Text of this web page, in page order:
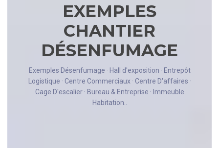
EXEMPLES
CHANTIER
DÉSENFUMAGE
Exemples Désenfumage · Hall d'exposition · Entrepôt
Logistique · Centre Commerciaux · Centre D'affaires ·
Cage D'escalier · Bureau & Entreprise · Immeuble
Habitation..